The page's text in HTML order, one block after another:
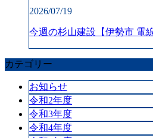
2026/07/19
今週の杉山建設【伊勢市 電
カテゴリー
お知らせ
令和2年度
令和3年度
令和4年度